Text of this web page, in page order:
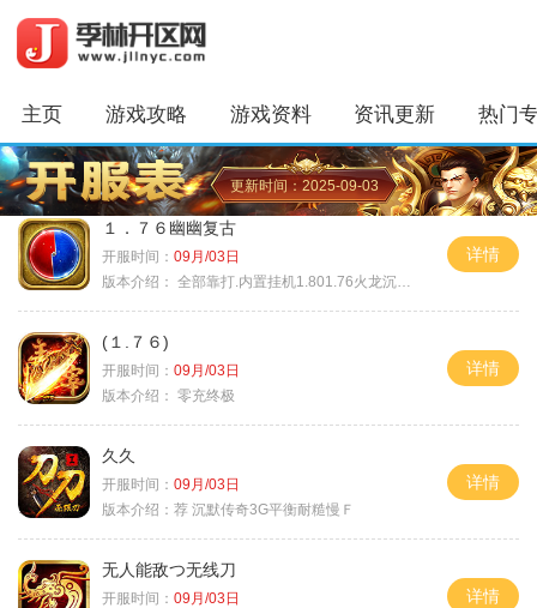
主页 游戏攻略 游戏资料 资讯更新 热门
更新时间：2025-09-03
１．７６幽幽复古
开服时间： 09月/03日
版本介绍： 全部靠打.内置挂机1.801.76火龙沉默微变
详情
(１.７６)
开服时间： 09月/03日
版本介绍： 零充终极
详情
久久
开服时间： 09月/03日
版本介绍： 荐 沉默传奇3G平衡耐糙慢Ｆ
详情
无人能敌つ无线刀
开服时间： 09月/03日
详情